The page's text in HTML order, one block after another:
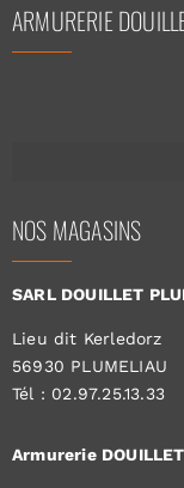
ARMURERIE
NOS MAGASINS
SARL DOUILLET
Lieu dit Kerledorz
56930 PLUMELIAU
Tél : 02.97.25.13.33
Armurerie